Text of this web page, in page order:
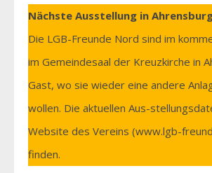
Nächste Ausstellung in
Die LGB-Freunde Nord sind im
im Gemeindesaal der Kreuzkirche in
Gast, wo sie wieder eine andere
wollen. Die aktuellen Aus-
Website des Vereins (www.lgb-
finden.